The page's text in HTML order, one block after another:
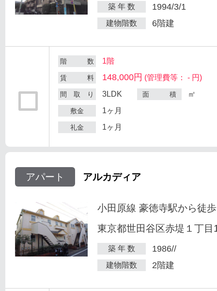
築 年 数 1994/3/1
建物階数 6階建
階 数 1階
賃 料 148,000円 (管理費等： - 円)
間 取 り 3LDK 面 積 ㎡
敷金 1ヶ月
礼金 1ヶ月
アパート アルカディア
小田原線 豪徳寺駅から徒
東京都世田谷区赤堤１丁目
築 年 数 1986//
建物階数 2階建